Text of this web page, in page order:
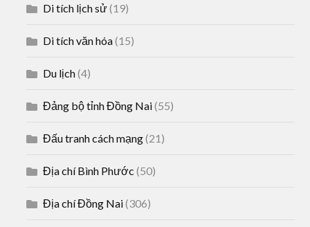
Di tích lịch sử(19)
Di tích văn hóa(15)
Du lịch(4)
Đảng bộ tỉnh Đồng Nai(55)
Đấu tranh cách mạng(21)
Địa chí Bình Phước (50)
Địa chí Đồng Nai(306)